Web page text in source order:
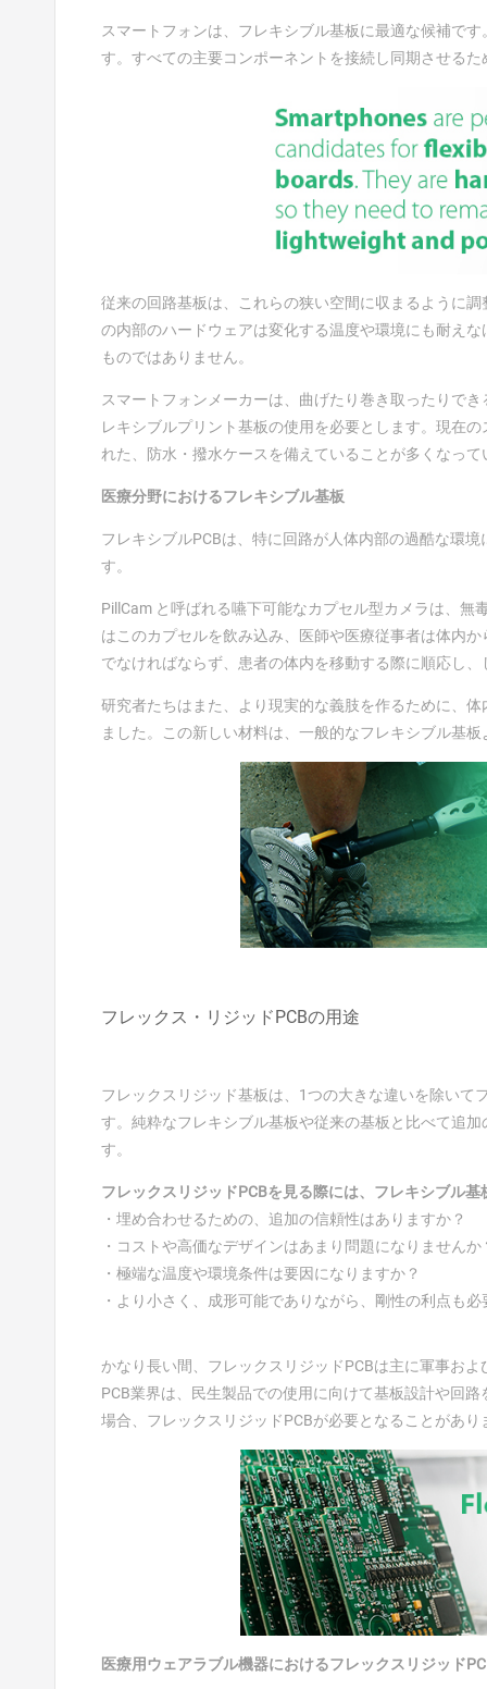
スマートフォンは、フレキシブル基板に最適な候補で
す。すべての主要コンポーネントを接続し同期させる
従来の回路基板は、これらの狭い空間に収まるように
の内部のハードウェアは変化する温度や環境にも耐え
ものではありません。
スマートフォンメーカーは、曲げたり巻き取ったりで
レキシブルプリント基板の使用を必要とします。現在
れた、防水・撥水ケースを備えていることが多くなっ
医療分野におけるフレキシブル基板
フレキシブルPCBは、特に回路が人体内部の過酷な環
す。
PillCam と呼ばれる嚥下可能なカプセル型カメラは、
はこのカプセルを飲み込み、医師や医療従事者は体内
でなければならず、患者の体内を移動する際に順応し
研究者たちはまた、より現実的な義肢を作るために、
ました。この新しい材料は、一般的なフレキシブル基
フレックス・リジッドPCBの用途
フレックスリジッド基板は、1つの大きな違いを除い
す。純粋なフレキシブル基板や従来の基板と比べて追
す。
フレックスリジッドPCBを見る際には、フレキシブル
・埋め合わせるための、追加の信頼性はありますか？
・コストや高価なデザインはあまり問題になりませんか
・極端な温度や環境条件は要因になりますか？
・より小さく、成形可能でありながら、剛性の利点も
かなり長い間、フレックスリジッドPCBは主に軍事お
PCB業界は、民生製品での使用に向けて基板設計や回
場合、フレックスリジッドPCBが必要となることがあ
医療用ウェアラブル機器におけるフレックスリジッド